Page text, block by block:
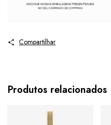
Compartilhar
Produtos relacionados